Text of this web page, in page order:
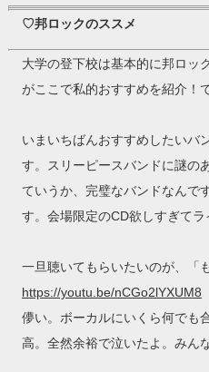
♡邦ロックのススメ
大学の登下校は基本的に邦ロッ
がここで私的おすすめを紹介！で
いまいちばんおすすめしたいバ
す。スリーピースバンドに謎の
ていうか、完璧なバンドなんで
す。会場限定のCD欲しすぎてラ
一旦聴いてもらいたいのが、「
https://youtu.be/nCGo2lYXUM8
儚い。ボーカルにいくら何でも
高。全然余裕で泣いたよ。みん